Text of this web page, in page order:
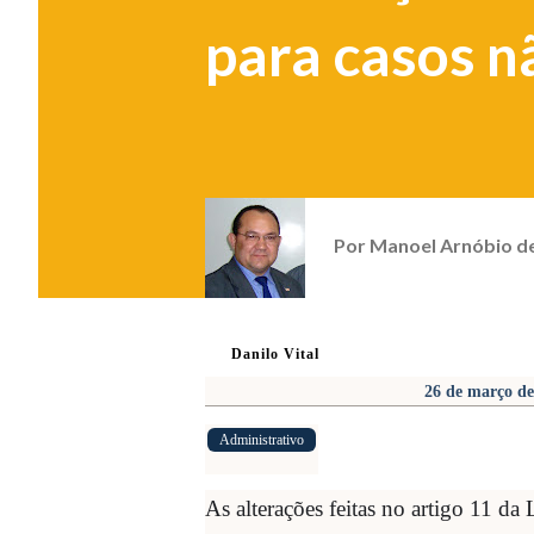
para casos
Por Manoel Arnóbio
Danilo Vital
26 de março
Administrativo
As alterações feitas no artigo 11